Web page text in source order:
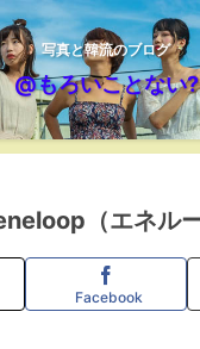
写真と韓流のブログ
@もろいことない?
（エネルー
Facebook